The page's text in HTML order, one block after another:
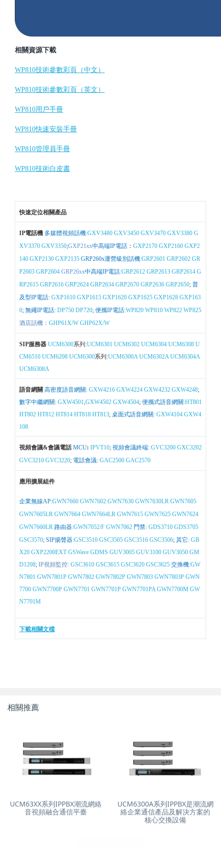
相關資源下載
WP810技術參數彩頁（中文）
WP810技術參數彩頁（英文）
WP810用戶手冊
WP810快速安裝手冊
WP810管理員手冊
WP810技術白皮書
快速定位相關產品
IP電話機 多媒體視頻話機:GXV3480 GXV3450 GXV3470 GXV3380 G
XV3370 GXV3350;GXP21xx中高端IP電話 ： GXP2170 GXP2160 GXP2
140 GXP2130 GXP2135 GRP260x運營級別話機:GRP2601 GRP2602 GR
P2603 GRP2604 GRP26xx中高端IP電話:GRP2612 GRP2613 GRP2614 G
RP2615 GRP2616 GRP2624 GRP2634 GRP2670 GRP2636 GRP2650; 普
及型IP電話: GXP1610 GXP1615 GXP1620 GXP1625 GXP1628 GXP163
0; 無繩IP電話: DP750 DP720; 便攜IP電話:WP820 WP810 WP822 WP825
酒店話機： GHP61X/W GHP62X/W
SIP服務器 UCM6300系列:UCM6301 UCM6302 UCM6304 UCM6308 U
CM6510 UCM6208 UCM6300系列:UCM6300A UCM6302A UCM6304A
UCM6308A
語音網關 高密度語音網關: GXW4216 GXW4224 GXW4232 GXW4248;
數字中繼網關: GXW4501,GXW4502 GXW4504; 便攜式語音網關:HT801
HT802 HT812 HT814 HT818 HT813; 桌面式語音網關: GXW4104 GXW4
108
視頻會議&會議電話MCU: IPVT10; 視頻會議終端: GVC3200 GXC3202
GVC3210 GVC3220; 電話會議: GAC2500 GAC2570
應用擴展組件
企業無線AP:GWN7660 GWN7602 GWN7630 GWN7630LR GWN7605
GWN7605LR GWN7664 GWN7664LR GWN7615 GWN7625 GWN7624
GWN7660LR 路由器:GWN7052/F GWN7062 門禁: GDS3710 GDS3705
GSC3570; SIP揚聲器:GSC3510 GSC3505 GSC3516 GSC3506; 其它: GB
X20 GXP2200EXT GSWave GDMS GUV3005 GUV3100 GUV3050 GM
D1208; IP視頻監控: GSC3610 GSC3615 GSC3620 GSC3625 交換機:GW
N7801 GWN7801P GWN7802 GWN7802P GWN7803 GWN7803P GWN
7700 GWN7700P GWN7701 GWN7701P GWN7701PA GWN7700M GW
N7701M
下載相關文檔
相關推薦
UCM63XX系列IPPBX潮流網絡
音視頻融合通信平臺
UCM6300A系列IPPBX是潮流網
絡企業通信產品及解決方案的
核心交換設備